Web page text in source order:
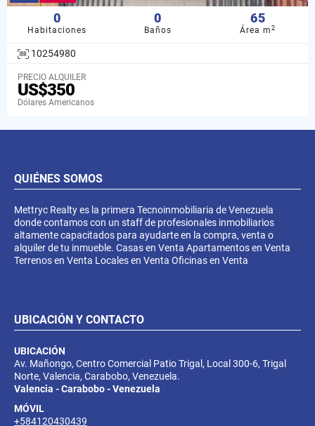
0
Habitaciones
0
Baños
65
Área m2
10254980
PRECIO ALQUILER
US$350
Dólares Americanos
QUIÉNES SOMOS
Mettryc Realty es la primera Tecnoinmobiliaria de Venezuela
donde contamos con un staff de profesionales inmobiliarios
altamente capacitados para ayudarte en la compra, venta o
alquiler de tu inmueble. Casas en Venta Apartamentos en Venta
Terrenos en Venta Locales en Venta Oficinas en Venta
UBICACIÓN Y CONTACTO
UBICACIÓN
Av. Mañongo, Centro Comercial Patio Trigal, Local 300-6, Trigal
Norte, Valencia, Carabobo, Venezuela.
Valencia - Carabobo - Venezuela
MÓVIL
+584120430439